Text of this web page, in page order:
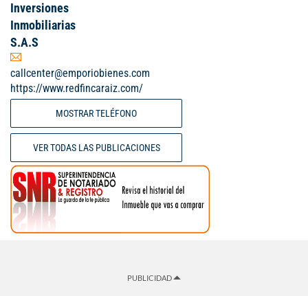
Inversiones
Inmobiliarias
S.A.S
callcenter@emporiobienes.com
https://www.redfincaraiz.com/
MOSTRAR TELÉFONO
VER TODAS LAS PUBLICACIONES
PUBLICIDAD